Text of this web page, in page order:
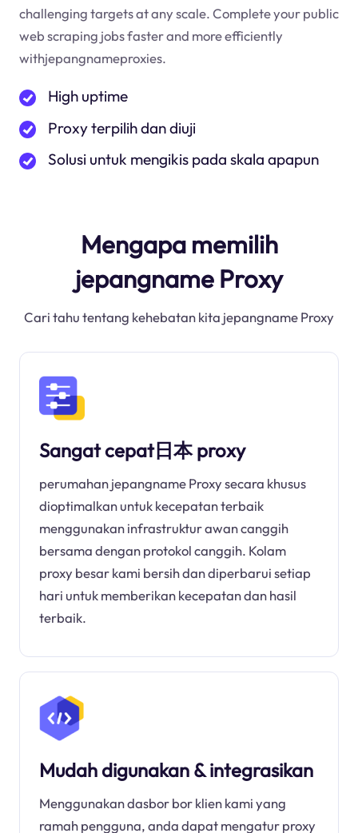
challenging targets at any scale. Complete your public
web scraping jobs faster and more efficiently
withjepangnameproxies.
High uptime
Proxy terpilih dan diuji
Solusi untuk mengikis pada skala apapun
Mengapa memilih
jepangname Proxy
Cari tahu tentang kehebatan kita jepangname Proxy
Sangat cepat日本 proxy
perumahan jepangname Proxy secara khusus
dioptimalkan untuk kecepatan terbaik
menggunakan infrastruktur awan canggih
bersama dengan protokol canggih. Kolam
proxy besar kami bersih dan diperbarui setiap
hari untuk memberikan kecepatan dan hasil
terbaik.
Mudah digunakan & integrasikan
Menggunakan dasbor bor klien kami yang
ramah pengguna, anda dapat mengatur proxy